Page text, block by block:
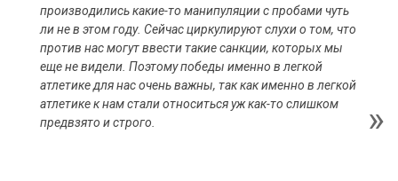
производились какие-то манипуляции с пробами чуть
ли не в этом году. Сейчас циркулируют слухи о том, что
против нас могут ввести такие санкции, которых мы
еще не видели. Поэтому победы именно в легкой
атлетике для нас очень важны, так как именно в легкой
атлетике к нам стали относиться уж как-то слишком
предвзято и строго.